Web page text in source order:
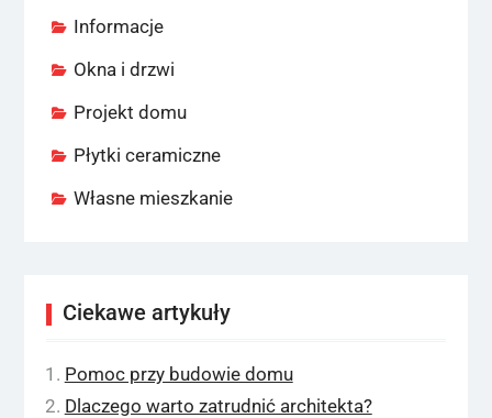
Informacje
Okna i drzwi
Projekt domu
Płytki ceramiczne
Własne mieszkanie
Ciekawe artykuły
Pomoc przy budowie domu
Dlaczego warto zatrudnić architekta?